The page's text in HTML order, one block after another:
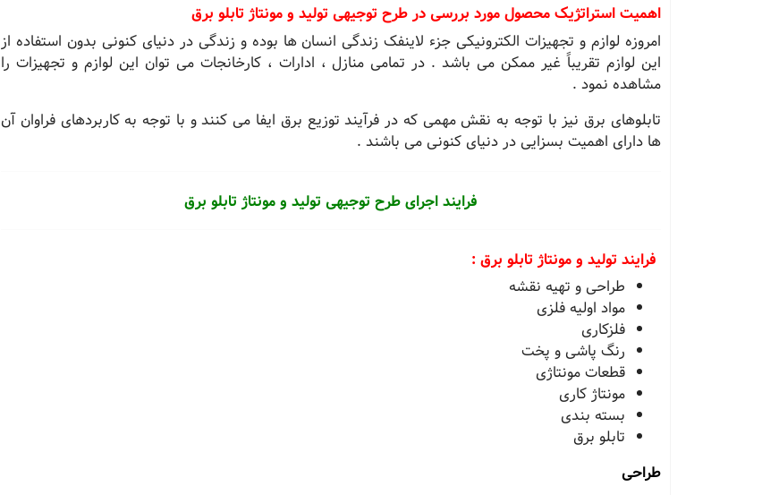
اهمیت استراتژیک محصول مورد بررسی در طرح توجیهی تولید و مونتاژ تابلو برق
امروزه لوازم و تجهیزات الکترونیکی جزء لاینفک زندگی انسان ها بوده و زندگی در دنیای کنونی بدون استفاده از
این لوازم تقریباً غیر ممکن می باشد . در تمامی منازل ، ادارات ، کارخانجات می توان این لوازم و تجهیزات را
مشاهده نمود .
تابلوهای برق نیز با توجه به نقش مهمی که در فرآیند توزیع برق ایفا می کنند و با توجه به کاربردهای فراوان آن
ها دارای اهمیت بسزایی در دنیای کنونی می باشند .
فرایند اجرای طرح توجیهی تولید و مونتاژ تابلو برق
فرایند تولید و مونتاژ تابلو برق :
طراحی و تهیه نقشه
مواد اولیه فلزی
فلزکاری
رنگ پاشی و پخت
قطعات مونتاژی
مونتاژ کاری
بسته بندی
تابلو برق
طراحی